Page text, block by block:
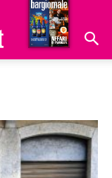
Hoteldomani